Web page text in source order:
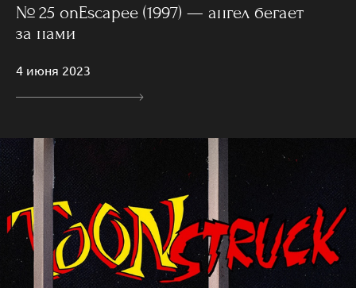
№ 25 onEscapee (1997) — ангел бегает
за нами
4 июня 2023